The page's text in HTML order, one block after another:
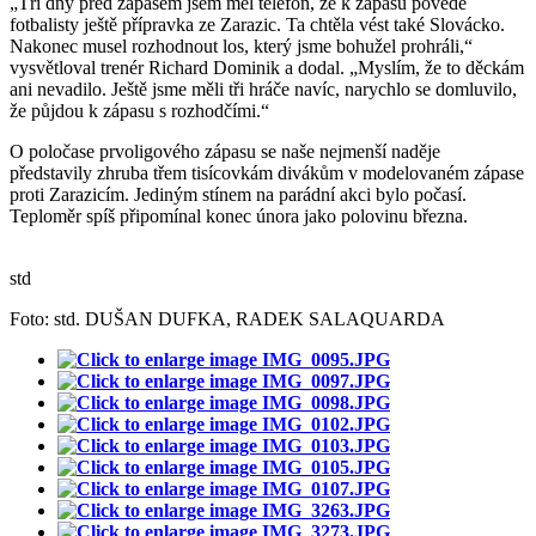
fotbalisty ještě přípravka ze Zarazic. Ta chtěla vést také Slovácko.
Nakonec musel rozhodnout los, který jsme bohužel prohráli,“
vysvětloval trenér Richard Dominik a dodal. „Myslím, že to děckám
ani nevadilo. Ještě jsme měli tři hráče navíc, narychlo se domluvilo,
že půjdou k zápasu s rozhodčími.“
O poločase prvoligového zápasu se naše nejmenší naděje
představily zhruba třem tisícovkám divákům v modelovaném zápase
proti Zarazicím. Jediným stínem na parádní akci bylo počasí.
Teploměr spíš připomínal konec února jako polovinu března.
std
Foto: std. DUŠAN DUFKA, RADEK SALAQUARDA